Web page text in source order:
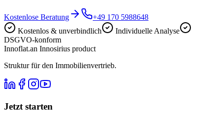
Kostenlose Beratung
+49 170 5988648
Kostenlos & unverbindlich
Individuelle Analyse
DSGVO-konform
Innoflat.an Innosirius product
Struktur für den Immobilienvertrieb.
Jetzt starten